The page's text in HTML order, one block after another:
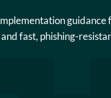
guidance
fast, phishing-